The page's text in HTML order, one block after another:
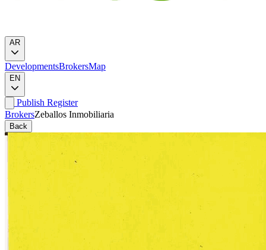
AR
DevelopmentsBrokersMap
EN
Publish Register
BrokersZeballos Inmobiliaria
Back